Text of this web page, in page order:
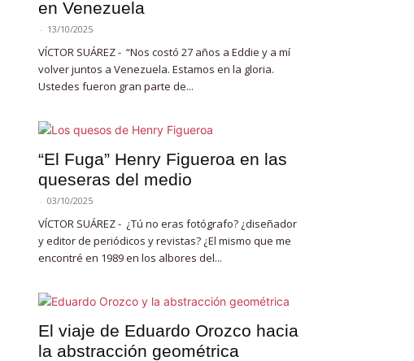
en Venezuela
- 13/10/2025
VÍCTOR SUÁREZ - “Nos costó 27 años a Eddie y a mí
volver juntos a Venezuela. Estamos en la gloria.
Ustedes fueron gran parte de...
“El Fuga” Henry Figueroa en las
queseras del medio
- 03/10/2025
VÍCTOR SUÁREZ - ¿Tú no eras fotógrafo? ¿diseñador
y editor de periódicos y revistas? ¿El mismo que me
encontré en 1989 en los albores del...
El viaje de Eduardo Orozco hacia
la abstracción geométrica